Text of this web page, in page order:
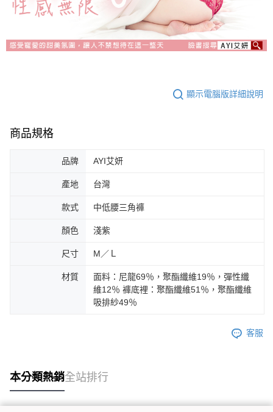
顯示電腦版詳細說明
商品規格
品牌 AYI艾妍
產地 台灣
款式 中低腰三角褲
顏色 淺紫
尺寸 M／Ｌ
材質
面料：尼龍69％，聚酯纖維19％，彈性纖
維12％ 褲底裡：聚酯纖維51％，聚酯纖維
吸排紗49％
客服
本分類熱銷全站排行